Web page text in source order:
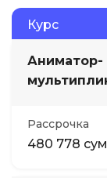
Курс
Аниматор-
Рассрочка
480 778